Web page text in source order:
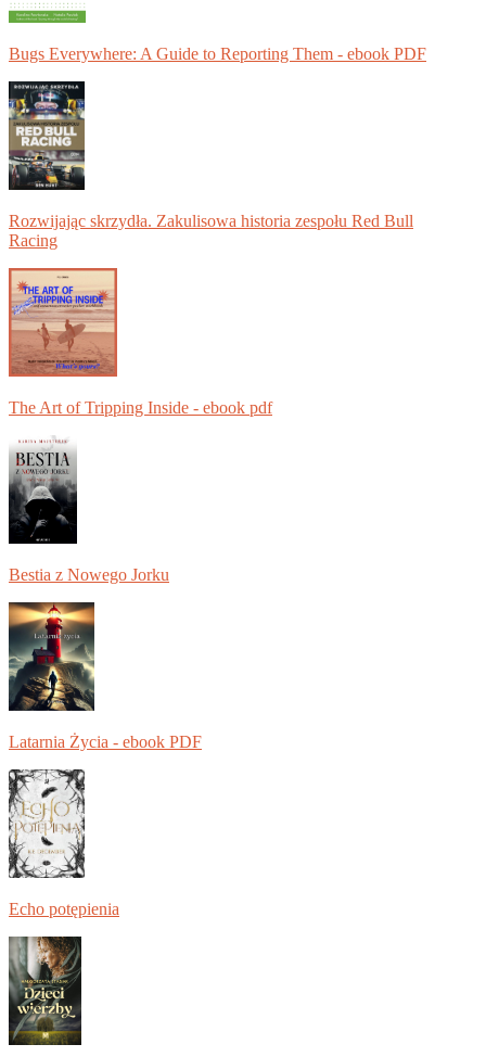
Bugs Everywhere: A Guide to Reporting Them - ebook PDF
Rozwijając skrzydła. Zakulisowa historia zespołu Red Bull
Racing
The Art of Tripping Inside - ebook pdf
Bestia z Nowego Jorku
Latarnia Życia - ebook PDF
Echo potępienia